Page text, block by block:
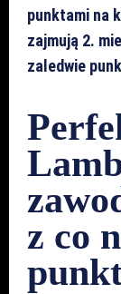
punktami na
zajmują 2.
zaledwie
z co